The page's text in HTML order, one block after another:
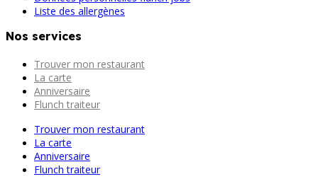
Liste des allergènes
Nos services
Trouver mon restaurant
La carte
Anniversaire
Flunch traiteur
Trouver mon restaurant
La carte
Anniversaire
Flunch traiteur